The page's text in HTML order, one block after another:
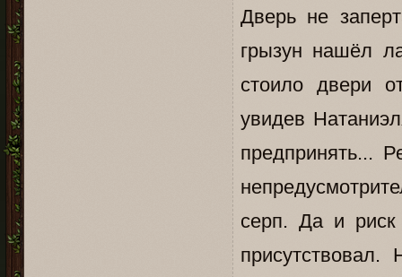
Дверь не
грызун нашёл
стоило двери
увидев
предпринять...
серп. Да и риск
присутствовал.